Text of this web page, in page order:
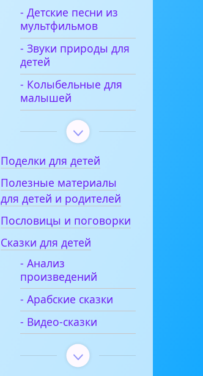
- Детские песни из
мультфильмов
- Звуки природы для
детей
- Колыбельные для
малышей
Поделки для детей
Полезные материалы
для детей и родителей
Пословицы и поговорки
Сказки для детей
- Анализ
произведений
- Арабские сказки
- Видео-сказки